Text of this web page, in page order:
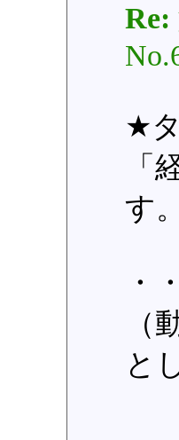
Re:
★
「
す。
・
（
と